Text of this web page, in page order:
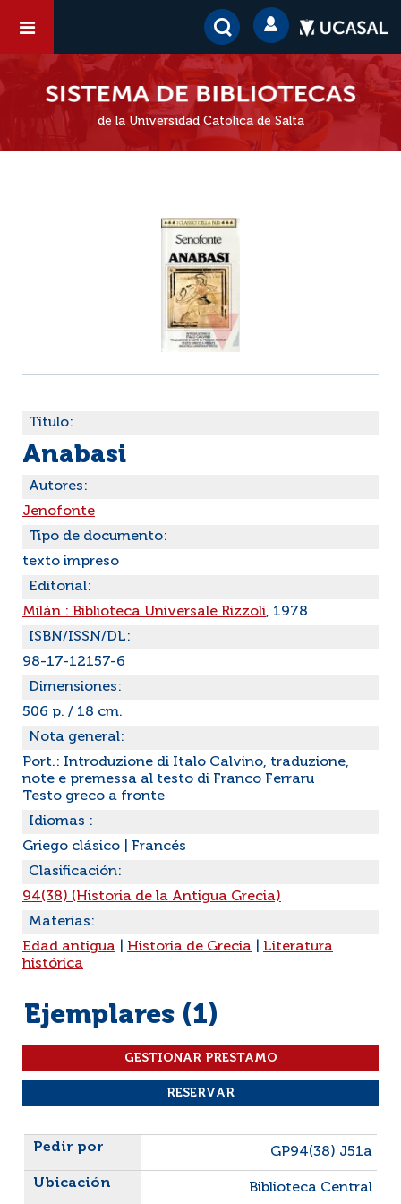
de la Universidad Católica de Salta
Título:
Anabasi
Autores:
Jenofonte
Tipo de documento:
texto impreso
Editorial:
Milán : Biblioteca Universale Rizzoli, 1978
ISBN/ISSN/DL:
98-17-12157-6
Dimensiones:
506 p. / 18 cm.
Nota general:
Port.: Introduzione di Italo Calvino, traduzione,
note e premessa al testo di Franco Ferraru
Testo greco a fronte
Idiomas :
Griego clásico
Francés
Clasificación:
94(38) (Historia de la Antigua Grecia)
Materias:
Edad antigua
Historia de Grecia
Literatura
histórica
Ejemplares (1)
Liste des exemplaires
GP94(38) J51a
Biblioteca Central